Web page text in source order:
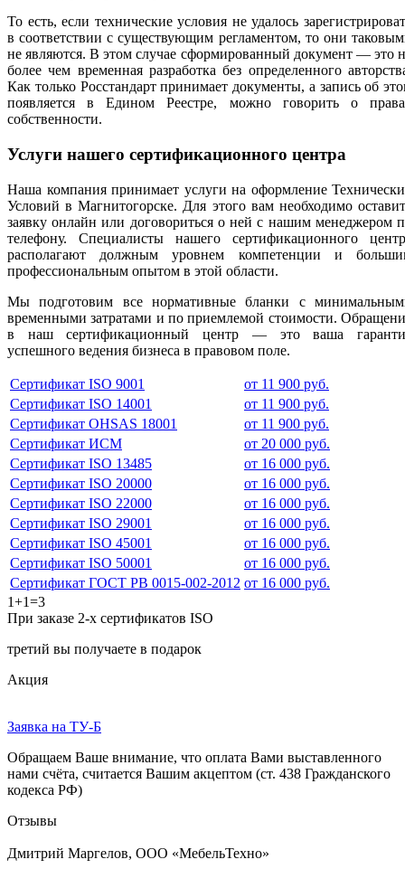
То есть, если технические условия не удалось
в соответствии с существующим регламентом, то они
не являются. В этом случае сформированный документ — это
более чем временная разработка без определенного
Как только Росстандарт принимает документы, а запись об
появляется в Едином Реестре, можно говорить о
собственности.
Услуги нашего сертификационного центра
Наша компания принимает услуги на оформление
Условий в Магнитогорске. Для этого вам необходимо
заявку онлайн или договориться о ней с нашим менеджером
телефону. Специалисты нашего сертификационного
располагают должным уровнем компетенции и
профессиональным опытом в этой области.
Мы подготовим все нормативные бланки с
временными затратами и по приемлемой стоимости.
в наш сертификационный центр — это ваша
успешного ведения бизнеса в правовом поле.
Сертификат ISO 9001
от 11 900 руб.
Сертификат ISO 14001
от 11 900 руб.
Сертификат OHSAS 18001
от 11 900 руб.
Сертификат ИСМ
от 20 000 руб.
Сертификат ISO 13485
от 16 000 руб.
Сертификат ISO 20000
от 16 000 руб.
Сертификат ISO 22000
от 16 000 руб.
Сертификат ISO 29001
от 16 000 руб.
Сертификат ISO 45001
от 16 000 руб.
Сертификат ISO 50001
от 16 000 руб.
Сертификат ГОСТ РВ 0015-002-2012 от 16 000 руб.
1+1=3
При заказе 2-х сертификатов ISO
третий вы получаете в подарок
Акция
Заявка на ТУ-Б
Обращаем Ваше внимание, что оплата Вами выставленного
нами счёта, считается Вашим акцептом (ст. 438 Гражданского
кодекса РФ)
Отзывы
Дмитрий Маргелов, ООО «МебельТехно»